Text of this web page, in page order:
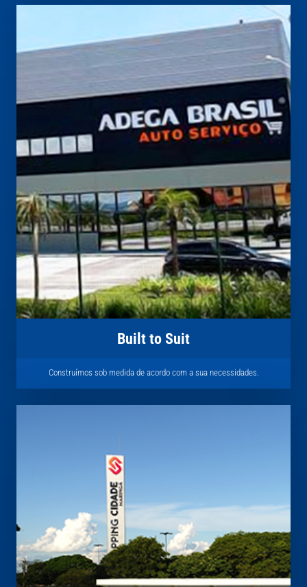
Built to Suit
Construímos sob medida de acordo com a sua necessidades.